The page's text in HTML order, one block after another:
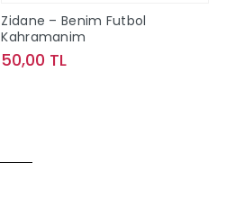
Zidane – Benim Futbol
Kahramanim
50,00 TL